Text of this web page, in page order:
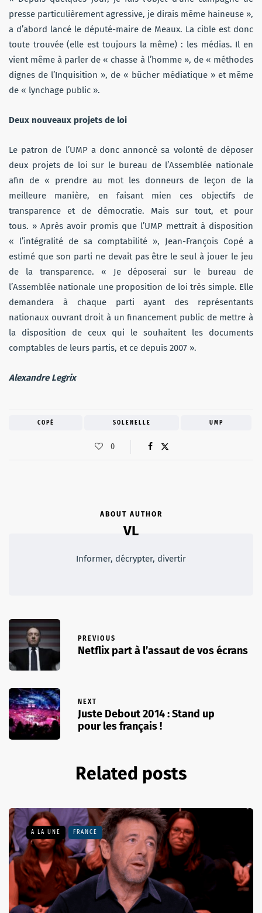
presse particulièrement agressive, je dirais même haineuse »,
a d’abord lancé le député-maire de Meaux. La cible est donc
toute trouvée (elle est toujours la même) : les médias. Il en
vient même à parler de « chasse à l’homme », de « méthodes
dignes de l’Inquisition », de « bûcher médiatique » et même
de « lynchage public ».
Deux nouveaux projets de loi
Le patron de l’UMP a donc annoncé sa volonté de déposer
deux projets de loi sur le bureau de l’Assemblée nationale
afin de « prendre au mot les donneurs de leçon de la
meilleure manière, en faisant mien ces objectifs de
transparence et de démocratie. Mais sur tout, et pour
tous. » Après avoir promis que l’UMP mettrait à disposition
« l’intégralité de sa comptabilité », Jean-François Copé a
estimé que son parti ne devait pas être le seul à jouer le jeu
de la transparence. « Je déposerai sur le bureau de
l’Assemblée nationale une proposition de loi très simple. Elle
demandera à chaque parti ayant des représentants
nationaux ouvrant droit à un financement public de mettre à
la disposition de ceux qui le souhaitent les documents
comptables de leurs partis, et ce depuis 2007 ».
Alexandre Legrix
COPÉ SOLENELLE UMP
0
ABOUT AUTHOR
VL
Informer, décrypter, divertir
PREVIOUS
Netflix part à l’assaut de vos écrans
NEXT
Juste Debout 2014 : Stand up
pour les français !
Related posts
A LA UNE FRANCE